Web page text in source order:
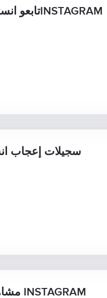
تابعو انستقرامINSTAGRAM
سجيلات إعجاب
مشاهدات INSTAGRAM